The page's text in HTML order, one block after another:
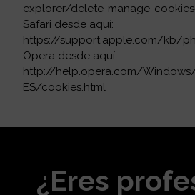
explorer/delete-manage-
Safari desde aquí:
https://support.apple.com/kb/
Opera desde aquí:
http://help.opera.com/Windows/
ES/cookies.html
¿Eres